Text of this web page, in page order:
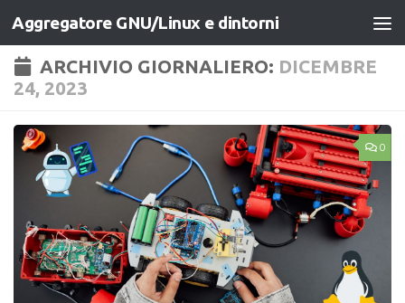
Salta al contenuto
Aggregatore GNU/Linux e dintorni
ARCHIVIO GIORNALIERO: DICEMBRE
24, 2023
0